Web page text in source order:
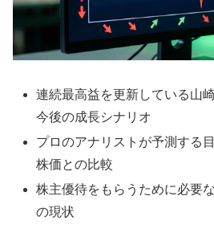
連続最高益を更新している山
今後の成長シナリオ
プロのアナリストが予測する
株価との比較
株主優待をもらうために必要
の現状